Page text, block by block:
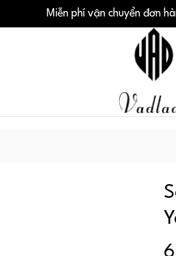
Miễn phí vận chuyển đơn